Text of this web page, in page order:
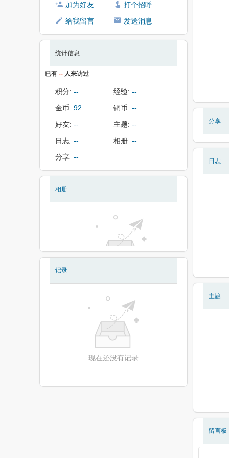
加为好友
打个招呼
给我留言
发送消息
统计信息
已有 -- 人来访过
积分: -- 经验: --
金币: 92 铜币: --
好友: -- 主题: --
日志: -- 相册: --
分享: --
相册
记录
现在还没有记录
分享
日志
主题
留言板